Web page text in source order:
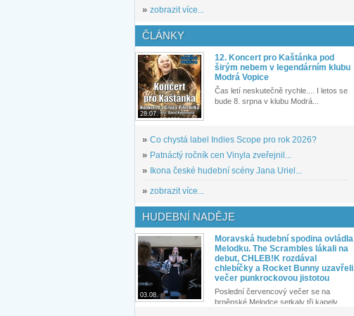
» zobrazit více...
ČLÁNKY
28.07.
12. Koncert pro Kaštánka pod
širým nebem v legendárním klubu
Modrá Vopice
Čas letí neskutečně rychle.... I letos se
bude 8. srpna v klubu Modrá...
» Co chystá label Indies Scope pro rok 2026?
» Patnáctý ročník cen Vinyla zveřejnil...
»
Ikona české hudební scény Jana Uriel...
» zobrazit více...
HUDEBNÍ NADĚJE
03.08.
Moravská hudební spodina ovládla
Melodku. The Scrambles lákali na
debut, CHLEB!K rozdával
chlebíčky a Rocket Bunny uzavřeli
večer punkrockovou jistotou
Poslední červencový večer se na
brněnské Melodce setkaly tři kapely...